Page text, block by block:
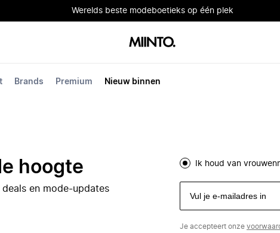
Werelds beste modeboetieks op één plek
Brands Premium Nieuw binnen
hoogte
en mode-updates
Ik houd van
Je accepteert onze